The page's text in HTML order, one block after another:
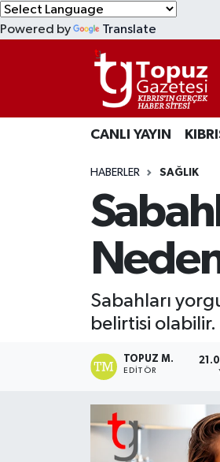
Powered by Translate
CANLI YAYIN
HABERLER SAĞLIK
Sabahları
belirtisi olabilir.
TOPUZ M.
EDITÖR
EKONOMİ
MAGAZİN
SAĞLIK
TEKNOLOJİ
Lefkoşa Nöbetçi Eczaneler
Lefkoşa Hava Durumu
Lefkoşa Trafik Yoğunluk
Süper Lig Puan Durumu ve
Tüm Manşetler
Son Dakika Haberleri
Haber Arşivi